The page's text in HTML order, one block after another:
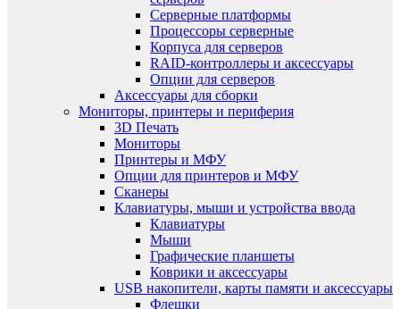
Серверные платформы
Процессоры серверные
Корпуса для серверов
RAID-контроллеры и аксессуары
Опции для серверов
Аксессуары для сборки
Мониторы, принтеры и периферия
3D Печать
Мониторы
Принтеры и МФУ
Опции для принтеров и МФУ
Сканеры
Клавиатуры, мыши и устройства ввода
Клавиатуры
Мыши
Графические планшеты
Коврики и аксессуары
USB накопители, карты памяти и аксессуары
Флешки